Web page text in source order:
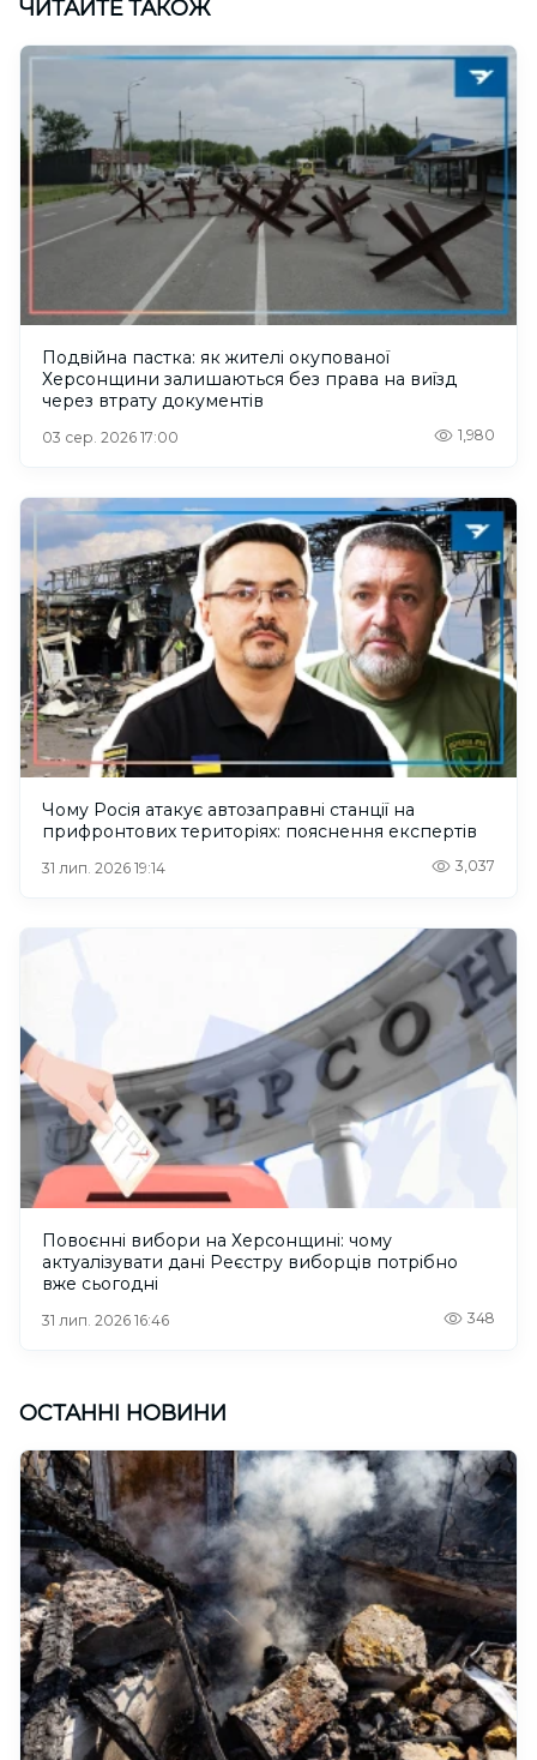
ЧИТАЙТЕ ТАКОЖ
Подвійна пастка: як жителі окупованої
Херсонщини залишаються без права на виїзд
через втрату документів
03 сер. 2026 17:00 1,980
Чому Росія атакує автозаправні станції на
прифронтових територіях: пояснення експертів
31 лип. 2026 19:14 3,037
Повоєнні вибори на Херсонщині: чому
актуалізувати дані Реєстру виборців потрібно
вже сьогодні
31 лип. 2026 16:46 348
ОСТАННІ НОВИНИ